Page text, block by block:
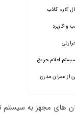
آلارم کاذب
و کاربرد
اعلام حریق
از عمران مدرن
های مجهز به